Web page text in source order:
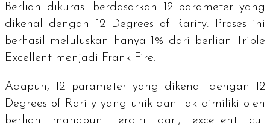
Berlian dikurasi berdasarkan 12 parameter yang
dikenal dengan
12 Degrees of Rarity. Proses ini
berhasil meluluskan hanya 1% dari berlian
Triple
Excellent menjadi Frank Fire.
Adapun, 12 parameter yang dikenal dengan 12
Degrees of Rarityyang unik dan tak dimiliki oleh
berlian manapun terdiri dari; excellent cut